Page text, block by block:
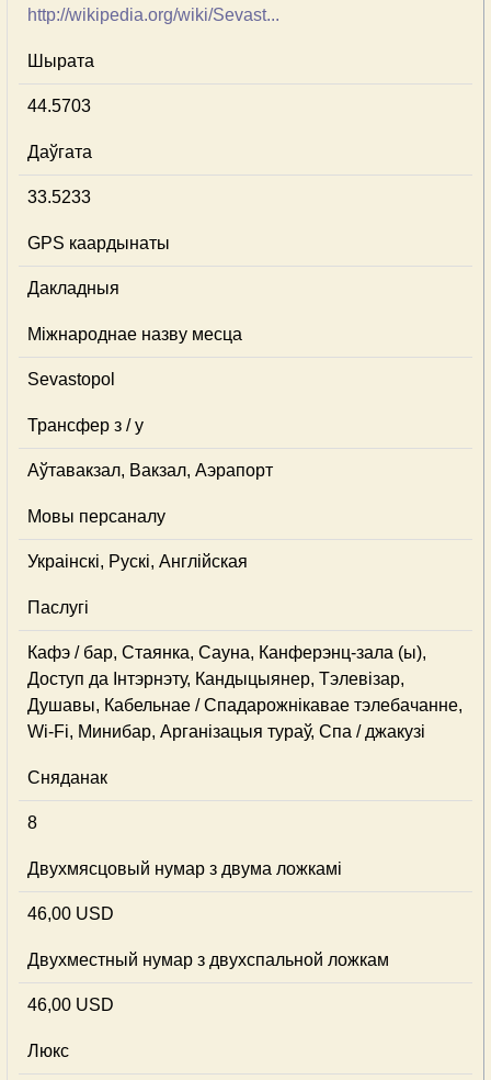
http://wikipedia.org/wiki/Sevast...
Шырата
44.5703
Даўгата
33.5233
GPS каардынаты
Дакладныя
Міжнароднае назву месца
Sevastopol
Трансфер з / у
Аўтавакзал, Вакзал, Аэрапорт
Мовы персаналу
Украінскі, Рускі, Англійская
Паслугі
Кафэ / бар, Стаянка, Сауна, Канферэнц-зала (ы),
Доступ да Інтэрнэту, Кандыцыянер, Тэлевізар,
Душавы, Кабельнае / Спадарожнiкавае тэлебачанне,
Wi-Fi, Минибар, Арганізацыя тураў, Спа / джакузі
Сняданак
8
Двухмясцовый нумар з двума ложкамі
46,00 USD
Двухместный нумар з двухспальной ложкам
46,00 USD
Люкс